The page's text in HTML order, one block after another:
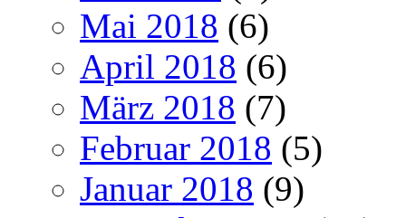
Mai 2018 (6)
April 2018 (6)
März 2018 (7)
Februar 2018 (5)
Januar 2018 (9)